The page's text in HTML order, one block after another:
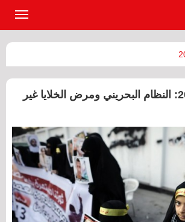
حصاد الخلايا 2013: النظام البحريني ومرض الخلايا غير